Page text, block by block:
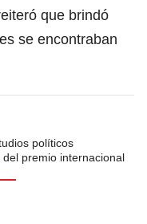
que brindó
se encontraban
políticos
premio internacional